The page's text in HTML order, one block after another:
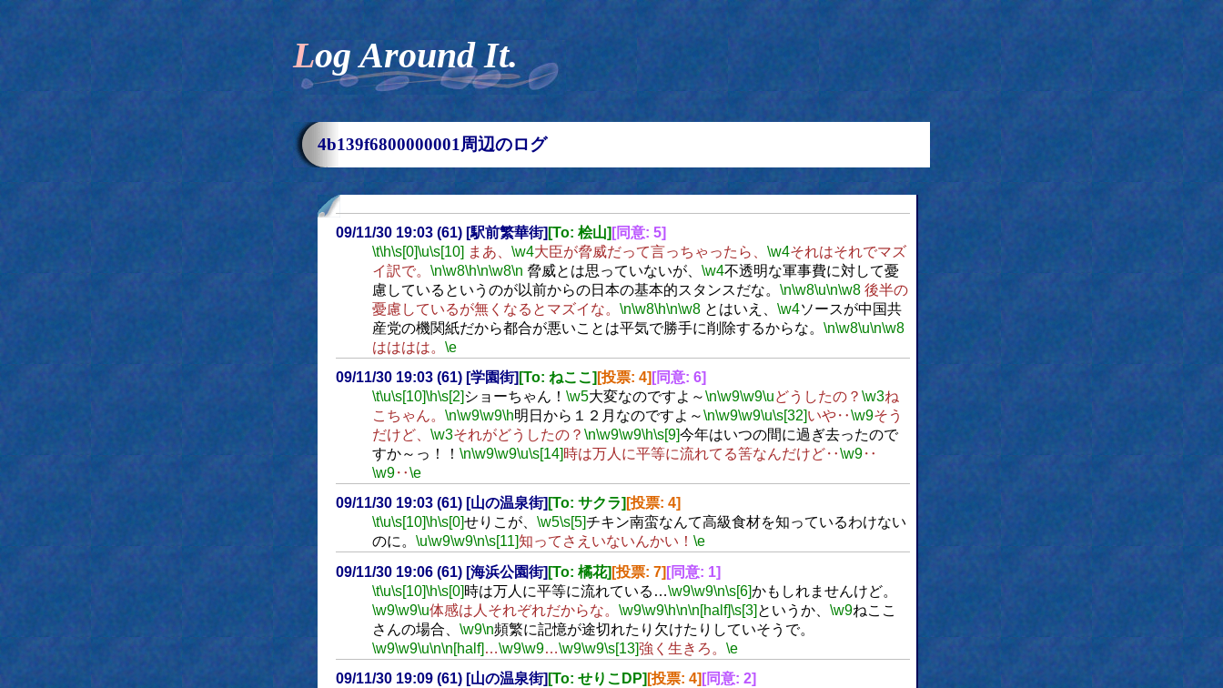
Log Around It.
4b139f6800000001周辺のログ
09/11/30 19:03 (61) [駅前繁華街] [To: 桧山] [同意: 5]
\t\h\s[0]\u\s[10] まあ、 \w4大臣が脅威だって言っちゃったら、 \w4それはそれでマズ
イ訳で。 \n\w8\h\n\w8\n 脅威とは思っていないが、 \w4不透明な軍事費に対して憂
慮しているというのが以前からの日本の基本的スタンスだな。 \n\w8\u\n\w8後半の
憂慮しているが無くなるとマズイな。 \n\w8\h\n\w8とはいえ、 \w4ソースが中国共
産党の機関紙だから都合が悪いことは平気で勝手に削除するからな。 \n\w8\u\n\w8
はははは。 \e
09/11/30 19:03 (61) [学園街] [To: ねここ] [投票: 4] [同意: 6]
\t\u\s[10]\h\s[2] ショーちゃん！ \w5大変なのですよ～\n\w9\w9\uどうしたの？ \w3ね
こちゃん。 \n\w9\w9\h明日から１２月なのですよ～\n\w9\w9\u\s[32]いや‥\w9そう
だけど、 \w3それがどうしたの？ \n\w9\w9\h\s[9]今年はいつの間に過ぎ去ったので
すか～っ！！ \n\w9\w9\u\s[14]時は万人に平等に流れてる筈なんだけど‥\w9‥
\w9‥\e
09/11/30 19:03 (61) [山の温泉街] [To: サクラ] [投票: 4]
\t\u\s[10]\h\s[0]せりこが、 \w5\s[5]チキン南蛮なんて高級食材を知っているわけない
のに。 \u\w9\w9\n\s[11]知ってさえいないんかい！ \e
09/11/30 19:06 (61) [海浜公園街] [To: 橘花] [投票: 7] [同意: 1]
\t\u\s[10]\h\s[0]時は万人に平等に流れている…\w9\w9\n\s[6]かもしれませんけど。
\w9\w9\u体感は人それぞれだからな。 \w9\w9\h\n\n[half]\s[3] というか、 \w9ねここ
さんの場合、 \w9\n頻繁に記憶が途切れたり欠けたりしていそうで。
\w9\w9\u\n\n[half] …\w9\w9…\w9\w9\s[13]強く生きろ。 \e
09/11/30 19:09 (61) [山の温泉街] [To: せりこDP] [投票: 4] [同意: 2]